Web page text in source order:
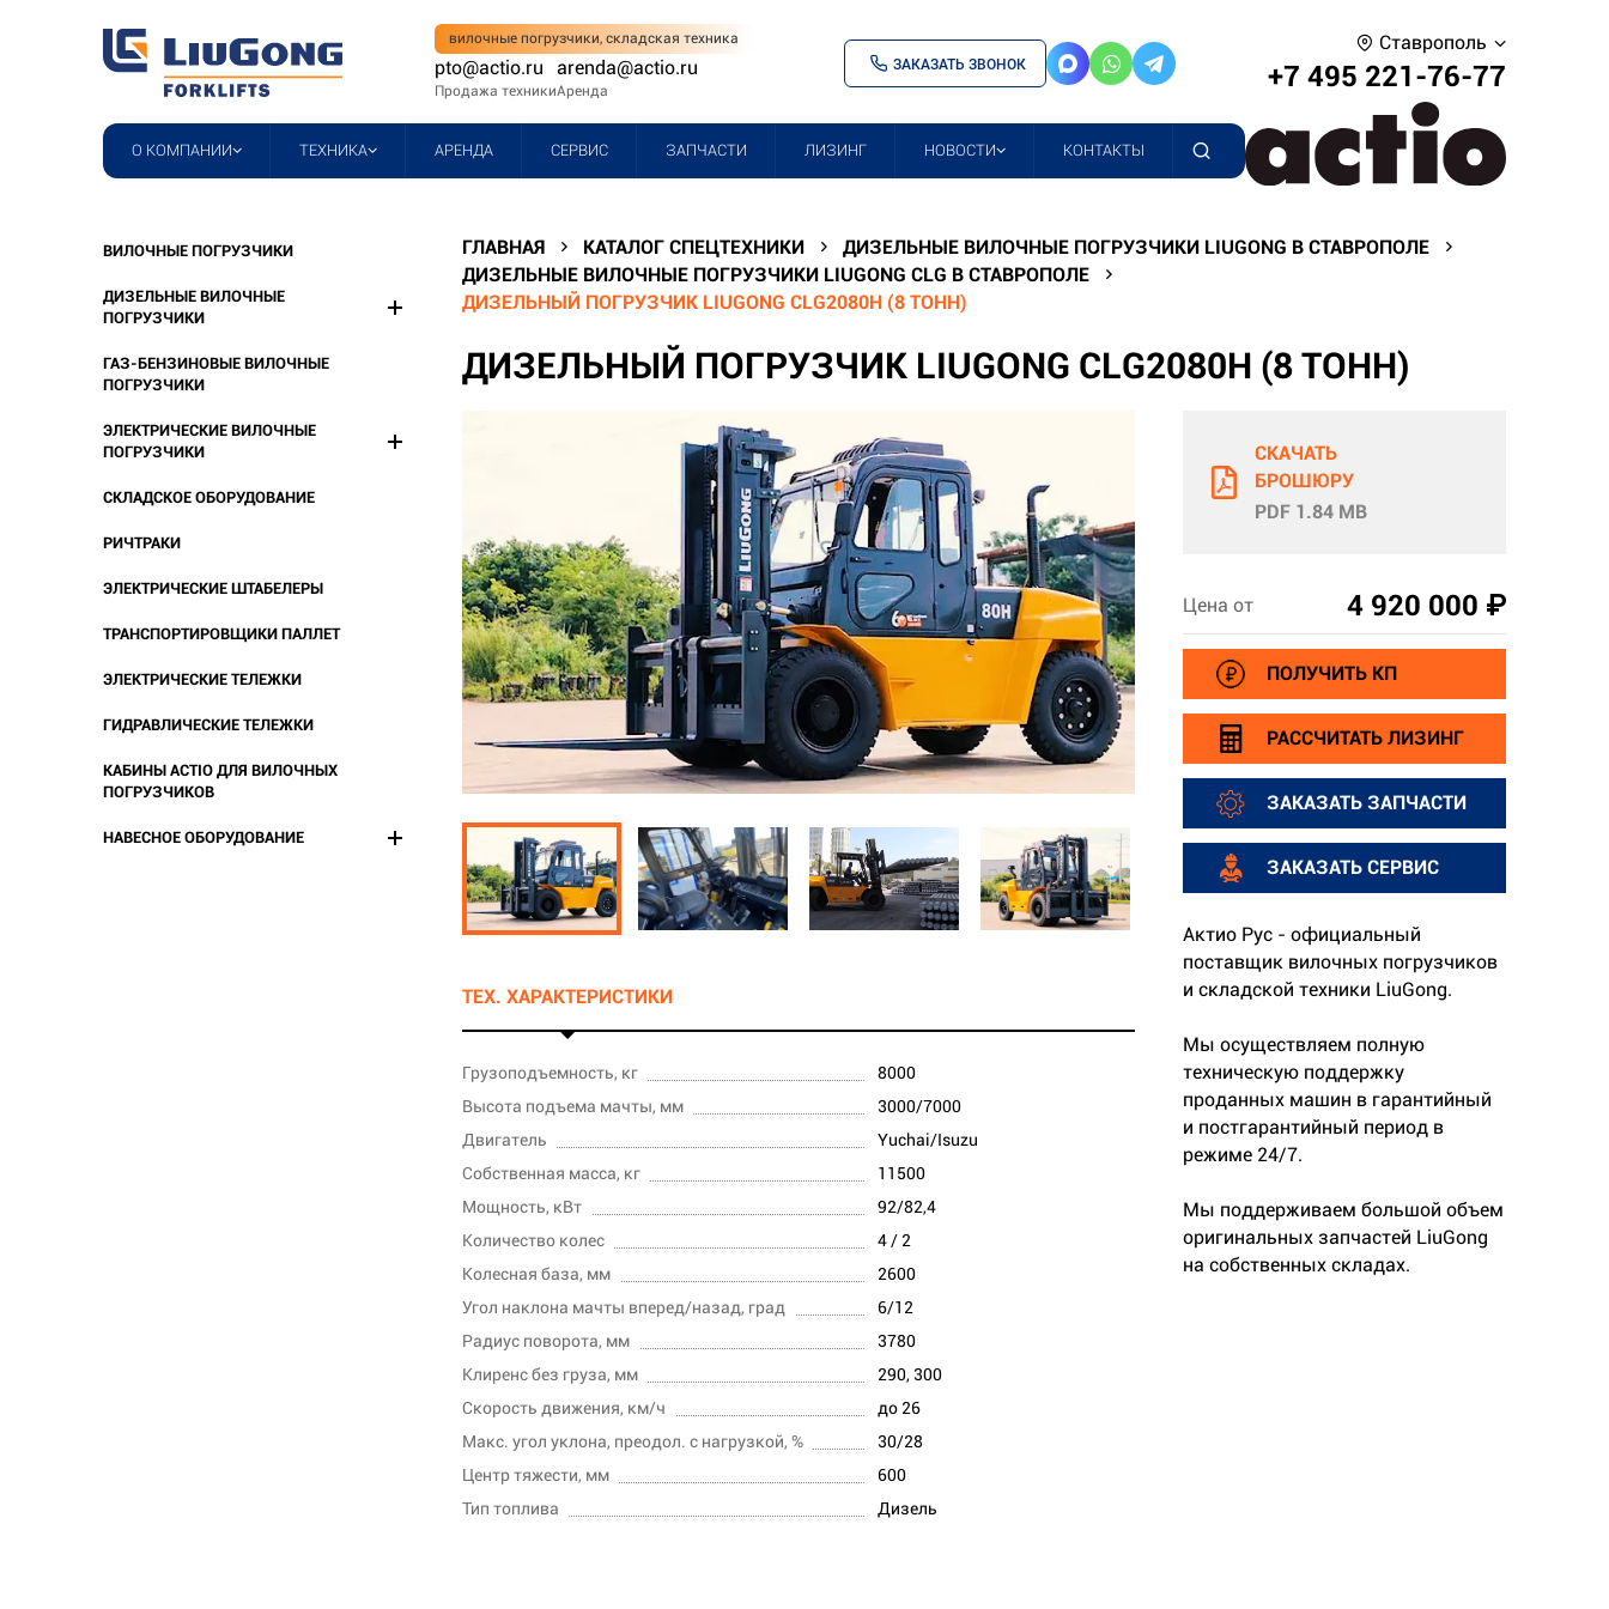
вилочные погрузчики, складская техника
pto@actio.ru
Продажа техники
arenda@actio.ru
Аренда
ЗАКАЗАТЬ ЗВОНОК
Ставрополь
+7 495 221-76-77
О КОМПАНИИ ТЕХНИКА АРЕНДА СЕРВИС ЗАПЧАСТИ ЛИЗИНГ НОВОСТИ КОНТАКТЫ
ВИЛОЧНЫЕ ПОГРУЗЧИКИ
ДИЗЕЛЬНЫЕ ВИЛОЧНЫЕ
ПОГРУЗЧИКИ
ГАЗ-БЕНЗИНОВЫЕ ВИЛОЧНЫЕ
ПОГРУЗЧИКИ
ЭЛЕКТРИЧЕСКИЕ ВИЛОЧНЫЕ
ПОГРУЗЧИКИ
СКЛАДСКОЕ ОБОРУДОВАНИЕ
РИЧТРАКИ
ЭЛЕКТРИЧЕСКИЕ ШТАБЕЛЕРЫ
ТРАНСПОРТИРОВЩИКИ ПАЛЛЕТ
ЭЛЕКТРИЧЕСКИЕ ТЕЛЕЖКИ
ГИДРАВЛИЧЕСКИЕ ТЕЛЕЖКИ
КАБИНЫ ACTIO ДЛЯ ВИЛОЧНЫХ
ПОГРУЗЧИКОВ
НАВЕСНОЕ ОБОРУДОВАНИЕ
ГЛАВНАЯ КАТАЛОГ СПЕЦТЕХНИКИ
ДИЗЕЛЬНЫЕ ВИЛОЧНЫЕ ПОГРУЗЧИКИ LIUGONG В СТАВРОПОЛЕ
ДИЗЕЛЬНЫЕ ВИЛОЧНЫЕ ПОГРУЗЧИКИ LIUGONG CLG В СТАВРОПОЛЕ
ДИЗЕЛЬНЫЙ ПОГРУЗЧИК LIUGONG CLG2080H (8 ТОНН)
ДИЗЕЛЬНЫЙ ПОГРУЗЧИК LIUGONG CLG2080H (8 ТОНН)
ТЕХ. ХАРАКТЕРИСТИКИ
Грузоподъемность, кг
8000
Высота подъема мачты, мм
3000/7000
Двигатель
Yuchai/Isuzu
Собственная масса, кг
11500
Мощность, кВт
92/82,4
Количество колес
4 / 2
Колесная база, мм
2600
Угол наклона мачты вперед/назад, град
6/12
Радиус поворота, мм
3780
Клиренс без груза, мм
290, 300
Скорость движения, км/ч
до 26
Макс. угол уклона, преодол. с нагрузкой, %
30/28
Центр тяжести, мм
600
Тип топлива
Дизель
СКАЧАТЬ
БРОШЮРУ
PDF 1.84 MB
Цена от 4 920 000 ₽
ПОЛУЧИТЬ КП
РАССЧИТАТЬ ЛИЗИНГ
ЗАКАЗАТЬ ЗАПЧАСТИ
ЗАКАЗАТЬ СЕРВИС
Актио Рус - официальный
поставщик вилочных погрузчиков
и складской техники LiuGong.
Мы осуществляем полную
техническую поддержку
проданных машин в гарантийный
и постгарантийный период в
режиме 24/7.
Мы поддерживаем большой объем
оригинальных запчастей LiuGong
на собственных складах.